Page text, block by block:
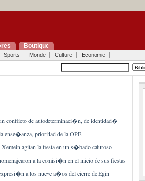
Boutique
Sports Monde Culture Economie
conflicto de autodeterminaci�n, de identidad�
ense�anza, prioridad de la OPE
agitan la fiesta en un s�bado caluroso
a la comisi�n en el inicio de sus fiestas
a los nueve a�os del cierre de Egin